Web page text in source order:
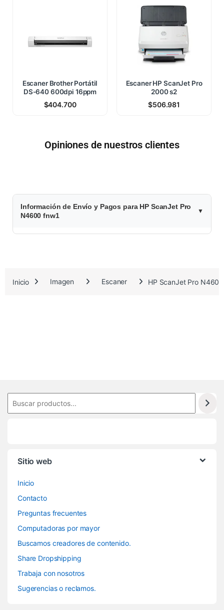
Escaner Brother Portátil
DS-640 600dpi 16ppm
$404.700
Escaner HP ScanJet Pro
2000 s2
$506.981
Opiniones de nuestros clientes
$
1
.
9
6
Información de Envío y Pagos para HP ScanJet Pro
N4600 fnw1
Inicio Imagen Escaner HP ScanJet Pro
Sitio web
Inicio
Contacto
Preguntas frecuentes
Computadoras por mayor
Buscamos creadores de contenido.
Share Dropshipping
Trabaja con nosotros
Sugerencias o reclamos.